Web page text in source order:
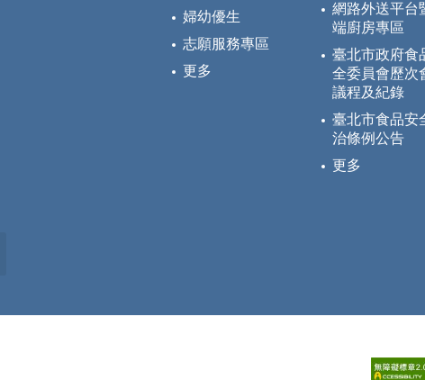
婦幼優生
志願服務專區
更多
網路外送平台
端廚房專區
臺北市政府食
全委員會歷次
議程及紀錄
臺北市食品安
治條例公告
更多